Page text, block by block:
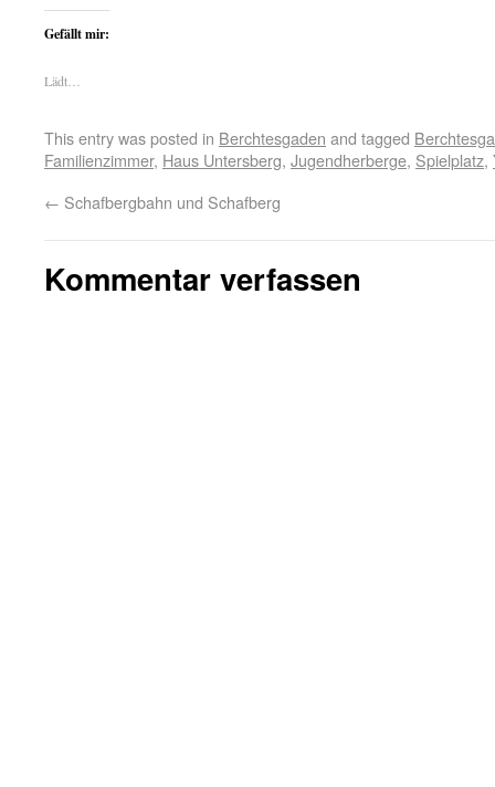
Gefällt mir:
Lädt…
This entry was posted in Berchtesgaden and tagged
Familienzimmer, Haus Untersberg, Jugendherberge, Spielplatz,
← Schafbergbahn und Schafberg
Kommentar verfassen